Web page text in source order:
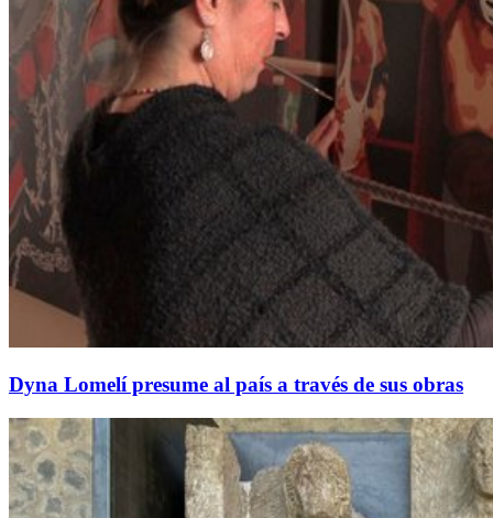
Dyna Lomelí presume al país a través de sus obras